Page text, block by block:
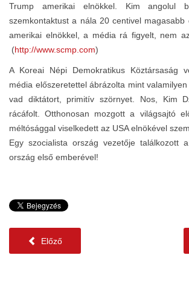
Trump amerikai elnökkel. Kim angolul
szemkontaktust a nála 20 centivel magasabb
amerikai elnökkel, a média rá figyelt, nem
(http://www.scmp.com)
A Koreai Népi Demokratikus Köztársaság
média előszeretettel ábrázolta mint valamilyen
vad diktátort, primitív szörnyet. Nos, Kim
rácáfolt. Otthonosan mozgott a világsajtó
méltósággal viselkedett az USA elnökével
Egy szocialista ország vezetője találkozott
ország első emberével!
Előző